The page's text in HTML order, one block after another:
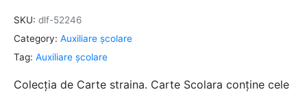
SKU: dlf-52246
Category: Auxiliare şcolare
Tag: Auxiliare şcolare
Colecția de Carte straina. Carte Scolara conține cele